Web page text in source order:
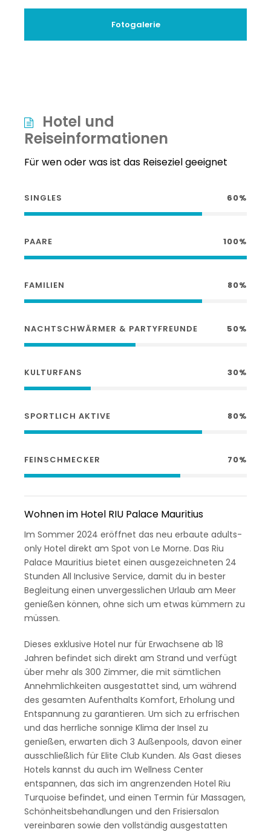
Fotogalerie
Hotel und
Reiseinformationen
Für wen oder was ist das Reiseziel geeignet
SINGLES 60%
PAARE 100%
FAMILIEN 80%
NACHTSCHWÄRMER & PARTYFREUNDE 50%
KULTURFANS 30%
SPORTLICH AKTIVE 80%
FEINSCHMECKER 70%
Wohnen im Hotel RIU Palace Mauritius
Im Sommer 2024 eröffnet das neu erbaute adults-
only Hotel direkt am Spot von Le Morne. Das Riu
Palace Mauritius bietet einen ausgezeichneten 24
Stunden All Inclusive Service, damit du in bester
Begleitung einen unvergesslichen Urlaub am Meer
genießen können, ohne sich um etwas kümmern zu
müssen.
Dieses exklusive Hotel nur für Erwachsene ab 18
Jahren befindet sich direkt am Strand und verfügt
über mehr als 300 Zimmer, die mit sämtlichen
Annehmlichkeiten ausgestattet sind, um während
des gesamten Aufenthalts Komfort, Erholung und
Entspannung zu garantieren. Um sich zu erfrischen
und das herrliche sonnige Klima der Insel zu
genießen, erwarten dich 3 Außenpools, davon einer
ausschließlich für Elite Club Kunden. Als Gast dieses
Hotels kannst du auch im Wellness Center
entspannen, das sich im angrenzenden Hotel Riu
Turquoise befindet, und einen Termin für Massagen,
Schönheitsbehandlungen und den Frisiersalon
vereinbaren sowie den vollständig ausgestatten